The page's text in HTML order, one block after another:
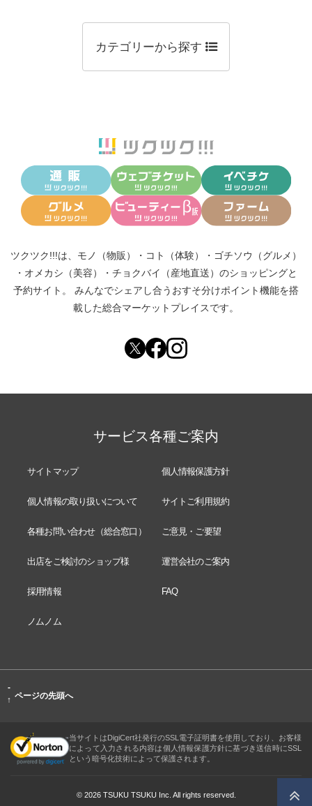
カテゴリーから探す
ツクツク!!!は、 モノ（物販） ・ コト（体験） ・ ゴチソウ（グルメ）
・ オメカシ（美容） ・ チョクバイ（産地直送） のショッピングと
予約サイト。
みんなでシェアし合う おすそ分けポイント機能を搭
載した総合マーケットプレイスです。
サービス各種ご案内
サイトマップ 個人情報保護方針
個人情報の取り扱いについて サイトご利用規約
各種お問い合わせ（総合窓口） ご意見・ご要望
出店をご検討のショップ様 運営会社のご案内
採用情報 FAQ
ノムノム
-
↑ ページの先頭へ
当サイトはDigiCert社発行のSSL電子証明書を使用しており、お客様
によって入力される内容は個人情報保護方針に基づき送信時にSSL
という暗号化技術によって保護されます。
© 2026 TSUKU TSUKU Inc. All rights reserved.